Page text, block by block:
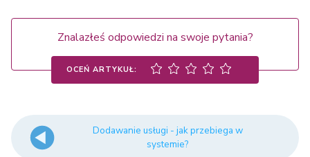
Znalazłeś odpowiedzi na swoje pytania?
OCEŃ ARTYKUŁ:
Dodawanie usługi - jak przebiega w
systemie?